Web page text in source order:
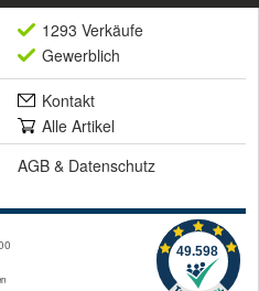
1293 Verkäufe
Gewerblich
Kontakt
Alle Artikel
AGB & Datenschutz